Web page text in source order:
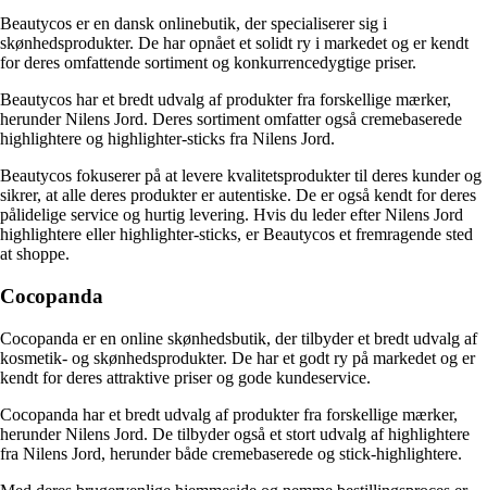
Beautycos er en dansk onlinebutik, der specialiserer sig i
skønhedsprodukter. De har opnået et solidt ry i markedet og er kendt
for deres omfattende sortiment og konkurrencedygtige priser.
Beautycos har et bredt udvalg af produkter fra forskellige mærker,
herunder Nilens Jord. Deres sortiment omfatter også cremebaserede
highlightere og highlighter-sticks fra Nilens Jord.
Beautycos fokuserer på at levere kvalitetsprodukter til deres kunder og
sikrer, at alle deres produkter er autentiske. De er også kendt for deres
pålidelige service og hurtig levering. Hvis du leder efter Nilens Jord
highlightere eller highlighter-sticks, er Beautycos et fremragende sted
at shoppe.
Cocopanda
Cocopanda er en online skønhedsbutik, der tilbyder et bredt udvalg af
kosmetik- og skønhedsprodukter. De har et godt ry på markedet og er
kendt for deres attraktive priser og gode kundeservice.
Cocopanda har et bredt udvalg af produkter fra forskellige mærker,
herunder Nilens Jord. De tilbyder også et stort udvalg af highlightere
fra Nilens Jord, herunder både cremebaserede og stick-highlightere.